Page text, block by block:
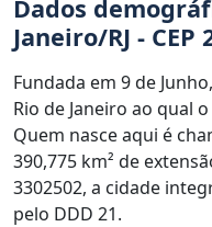
Dados
Janeiro/RJ - CEP
Fundada em 9 de
Rio de Janeiro ao qual
Quem nasce aqui é
390,775 km² de
3302502, a cidade
pelo DDD 21.